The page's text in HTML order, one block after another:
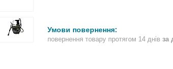
повернення товару протягом 14 днів за